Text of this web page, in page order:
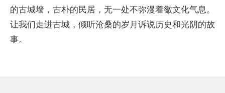
的古城墙，古朴的民居，无一处不弥漫着徽文化气息。
让我们走进古城，倾听沧桑的岁月诉说历史和光阴的故
事。